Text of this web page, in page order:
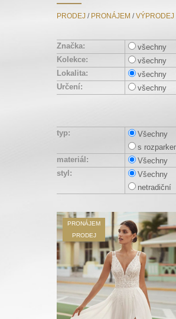
PRODEJ / PRONÁJEM /VÝPRODEJ
Značka: všechny
Kolekce:
všechny
Lokalita:
všechny
Určení:
všechny
typ: Všechny
s
materiál:
Všechny
styl:
Všechny
netradiční
PRONÁJEM
PRODEJ